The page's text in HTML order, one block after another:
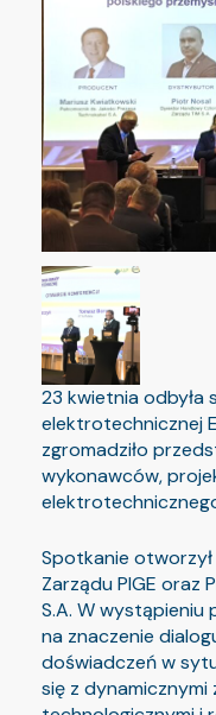
23 kwietnia odbyła
elektrotechnicznej
zgromadziło
wykonawców,
Spotkanie otworzył
Zarządu PIGE oraz
S.A. W wystąpieniu
na znaczenie
doświadczeń w
się z dynamicznymi